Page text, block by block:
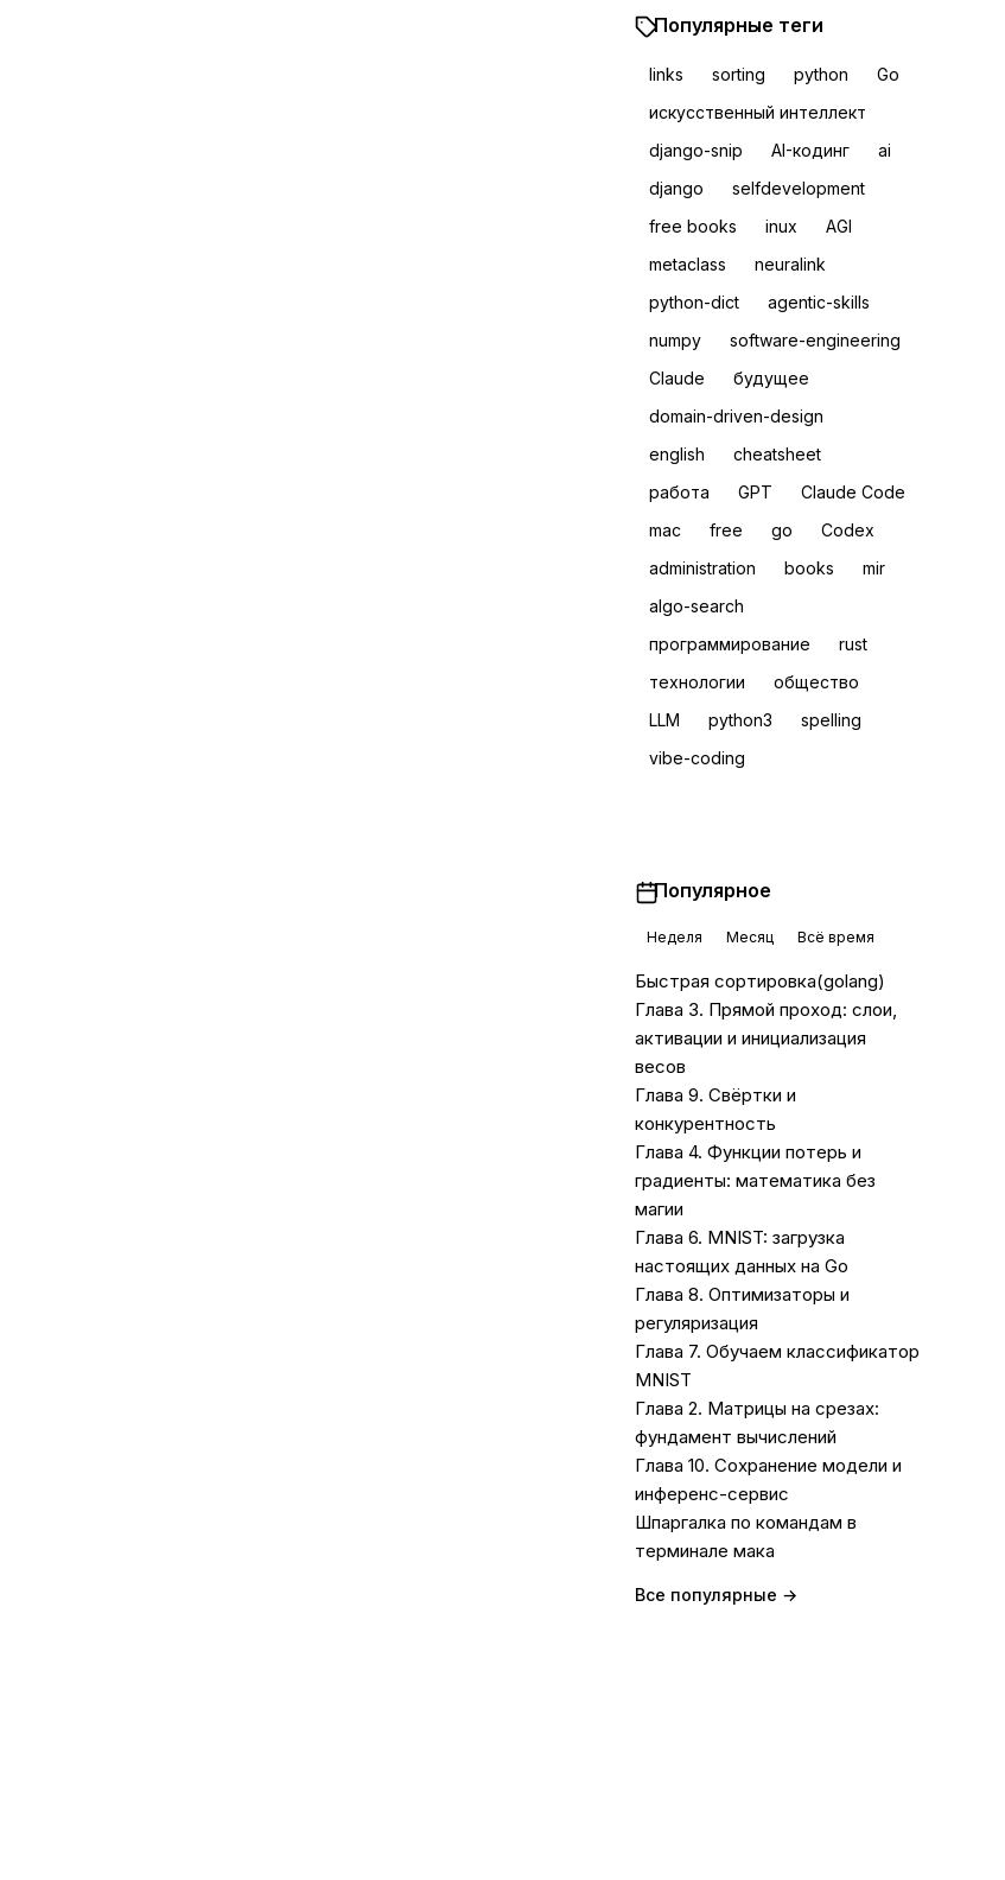
Популярные теги
links sorting python
Go
искусственный интеллект
django-snip
AI-кодинг
ai
django
selfdevelopment
free books
inux
AGI
metaclass
neuralink
python-dict
agentic-skills
numpy
software-engineering
Claude
будущее
domain-driven-design
english
сheatsheet
работа
GPT
Claude Code
mac
free go
Codex
administration
books
mir
algo-search
программирование
rust
технологии
общество
LLM
python3
spelling
vibe-coding
Популярное
Неделя Месяц Всё время
Быстрая сортировка(golang)
Глава 3. Прямой проход: слои,
активации и инициализация
весов
Глава 9. Свёртки и
конкурентность
Глава 4. Функции потерь и
градиенты: математика без
магии
Глава 6. MNIST: загрузка
настоящих данных на Go
Глава 8. Оптимизаторы и
регуляризация
Глава 7. Обучаем классификатор
MNIST
Глава 2. Матрицы на срезах:
фундамент вычислений
Глава 10. Сохранение модели и
инференс-сервис
Шпаргалка по командам в
терминале мака
Все популярные →